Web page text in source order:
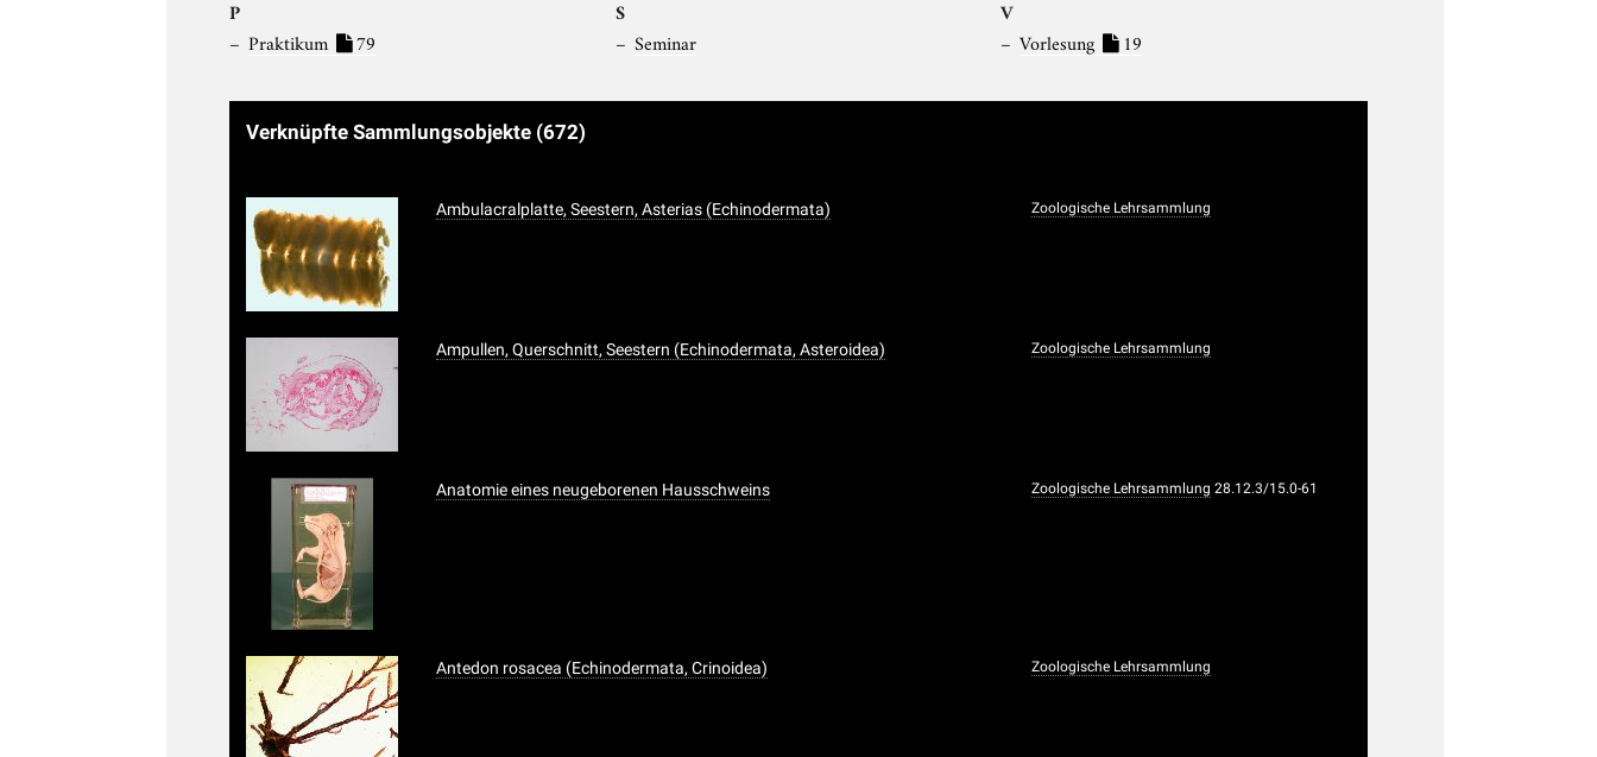
P
Praktikum 79
S
Seminar
V
Vorlesung 19
Verknüpfte Sammlungsobjekte (672)
Ambulacralplatte, Seestern, Asterias (Echinodermata) Zoologische Lehrsammlung
Ampullen, Querschnitt, Seestern (Echinodermata, Asteroidea) Zoologische Lehrsammlung
Anatomie eines neugeborenen Hausschweins Zoologische Lehrsammlung 28.12.3/15.0-61
Antedon rosacea (Echinodermata, Crinoidea) Zoologische Lehrsammlung